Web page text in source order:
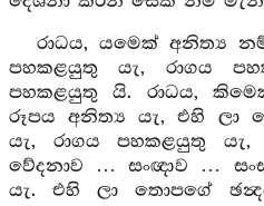
රාධය, යමෙක් අනිත්‍ය
පහකළයුතු යැ, රාගය
පහකළයුතු යි. රාධය,
රූපය අනිත්‍ය යැ, එහි ලා
යැ, රාගය පහකළයුතු යැ,
වේදනාව … සංඥාව …
යැ. එහි ලා තොපගේ